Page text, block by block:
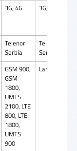
3G, 4G 3G, 4G
Telenor
Serbia
Telenor
Serbia
GSM 900,
GSM
1800,
UMTS
2100, LTE
800, LTE
1800,
UMTS
900